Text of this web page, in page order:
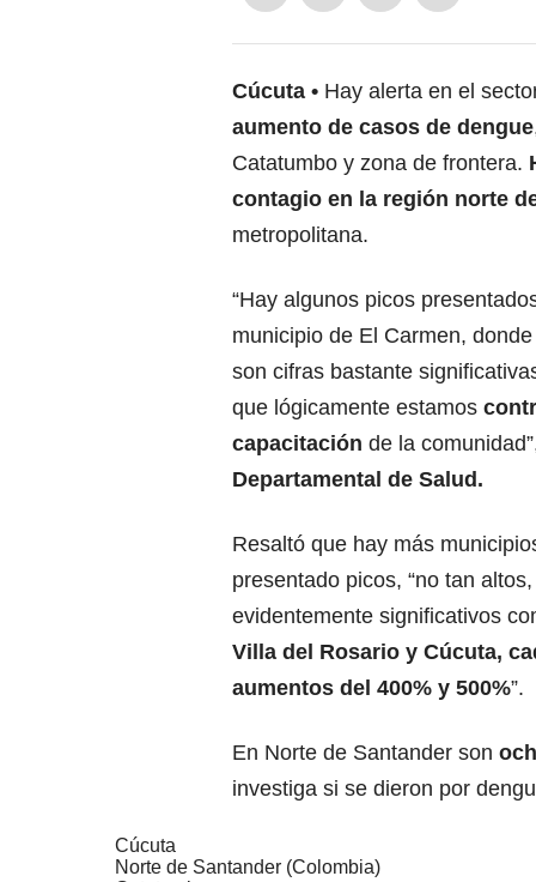
Cúcuta Hay alerta en el
aumento de casos de dengue
Catatumbo y zona de frontera.
contagio en la región norte
metropolitana.
“Hay algunos picos
municipio de El Carmen,
son cifras bastante
que lógicamente estamos
capacitación de la
Departamental de Salud.
Resaltó que hay más
presentado picos, “no tan
evidentemente significativos
Villa del Rosario y Cúcuta,
aumentos del 400% y 500%”.
En Norte de Santander son
investiga si se dieron por
Cúcuta
Norte de Santander (Colombia)